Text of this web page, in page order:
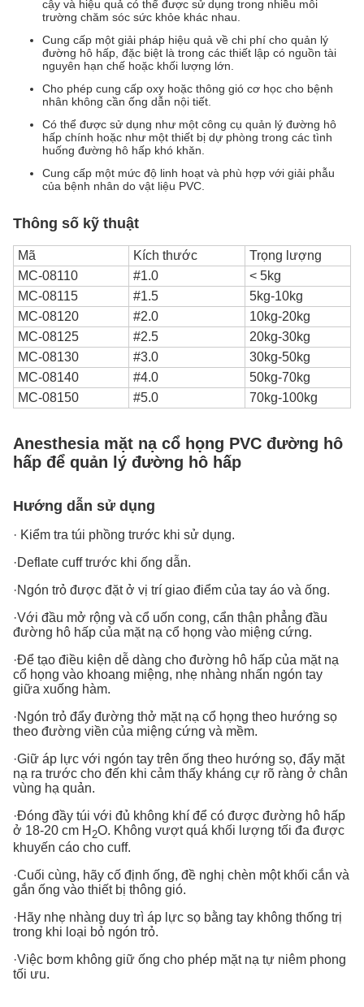
cậy và hiệu quả có thể được sử dụng trong nhiều môi
trường chăm sóc sức khỏe khác nhau.
Cung cấp một giải pháp hiệu quả về chi phí cho quản lý
đường hô hấp, đặc biệt là trong các thiết lập có nguồn tài
nguyên hạn chế hoặc khối lượng lớn.
Cho phép cung cấp oxy hoặc thông gió cơ học cho bệnh
nhân không cần ống dẫn nội tiết.
Có thể được sử dụng như một công cụ quản lý đường hô
hấp chính hoặc như một thiết bị dự phòng trong các tình
huống đường hô hấp khó khăn.
Cung cấp một mức độ linh hoạt và phù hợp với giải phẫu
của bệnh nhân do vật liệu PVC.
Thông số kỹ thuật
Mã Kích thước
Trọng lượng
MC-08110
#1.0
< 5kg
MC-08115
#1.5
5kg-10kg
MC-08120
#2.0
10kg-20kg
MC-08125
#2.5
20kg-30kg
MC-08130
#3.0
30kg-50kg
MC-08140
#4.0
50kg-70kg
MC-08150
#5.0 70kg-100kg
Anesthesia mặt nạ cổ họng PVC đường hô
hấp để quản lý đường hô hấp
Hướng dẫn sử dụng
· Kiểm tra túi phồng trước khi sử dụng.
·Deflate cuff trước khi ống dẫn.
·Ngón trỏ được đặt ở vị trí giao điểm của tay áo và ống.
·Với đầu mở rộng và cổ uốn cong, cẩn thận phẳng đầu
đường hô hấp của mặt nạ cổ họng vào miệng cứng.
·Để tạo điều kiện dễ dàng cho đường hô hấp của mặt nạ
cổ họng vào khoang miệng, nhẹ nhàng nhấn ngón tay
giữa xuống hàm.
·Ngón trỏ đẩy đường thở mặt nạ cổ họng theo hướng sọ
theo đường viền của miệng cứng và mềm.
·Giữ áp lực với ngón tay trên ống theo hướng sọ, đẩy mặt
nạ ra trước cho đến khi cảm thấy kháng cự rõ ràng ở chân
vùng hạ quản.
·Đóng đầy túi với đủ không khí để có được đường hô hấp
ở 18-20 cm H 2O. Không vượt quá khối lượng tối đa được
khuyến cáo cho cuff.
·Cuối cùng, hãy cố định ống, đề nghị chèn một khối cắn và
gắn ống vào thiết bị thông gió.
·Hãy nhẹ nhàng duy trì áp lực sọ bằng tay không thống trị
trong khi loại bỏ ngón trỏ.
·Việc bơm không giữ ống cho phép mặt nạ tự niêm phong
tối ưu.